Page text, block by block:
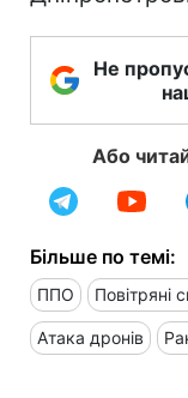
Не
Або
Більше по темі:
ППО Повітряні
Атака дронів